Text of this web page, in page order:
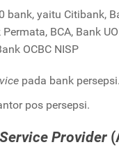
bank, yaitu Citibank,
Permata, BCA, Bank
OCBC NISP
pada bank persepsi.
pos persepsi.
Provider